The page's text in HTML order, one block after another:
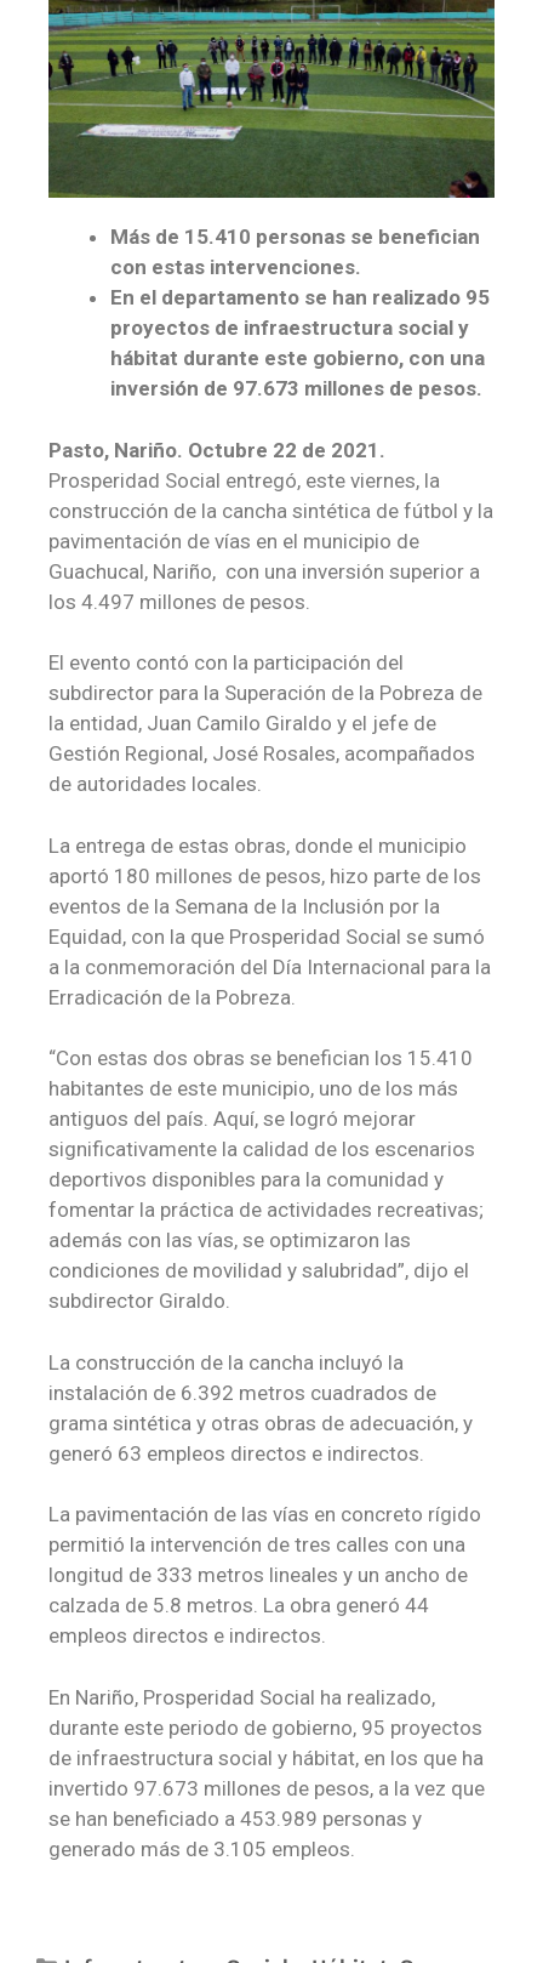
Más de 15.410 personas se benefician
con estas intervenciones.
En el departamento se han realizado 95
proyectos de infraestructura social y
hábitat durante este gobierno, con una
inversión de 97.673 millones de pesos.
Pasto, Nariño. Octubre 22 de 2021.
Prosperidad Social entregó, este viernes, la
construcción de la cancha sintética de fútbol y la
pavimentación de vías en el municipio de
Guachucal, Nariño, con una inversión superior a
los 4.497 millones de pesos.
El evento contó con la participación del
subdirector para la Superación de la Pobreza de
la entidad, Juan Camilo Giraldo y el jefe de
Gestión Regional, José Rosales, acompañados
de autoridades locales.
La entrega de estas obras, donde el municipio
aportó 180 millones de pesos, hizo parte de los
eventos de la Semana de la Inclusión por la
Equidad, con la que Prosperidad Social se sumó
a la conmemoración del Día Internacional para la
Erradicación de la Pobreza.
“Con estas dos obras se benefician los 15.410
habitantes de este municipio, uno de los más
antiguos del país. Aquí, se logró mejorar
significativamente la calidad de los escenarios
deportivos disponibles para la comunidad y
fomentar la práctica de actividades recreativas;
además con las vías, se optimizaron las
condiciones de movilidad y salubridad”, dijo el
subdirector Giraldo.
La construcción de la cancha incluyó la
instalación de 6.392 metros cuadrados de
grama sintética y otras obras de adecuación, y
generó 63 empleos directos e indirectos.
La pavimentación de las vías en concreto rígido
permitió la intervención de tres calles con una
longitud de 333 metros lineales y un ancho de
calzada de 5.8 metros. La obra generó 44
empleos directos e indirectos.
En Nariño, Prosperidad Social ha realizado,
durante este periodo de gobierno, 95 proyectos
de infraestructura social y hábitat, en los que ha
invertido 97.673 millones de pesos, a la vez que
se han beneficiado a 453.989 personas y
generado más de 3.105 empleos.